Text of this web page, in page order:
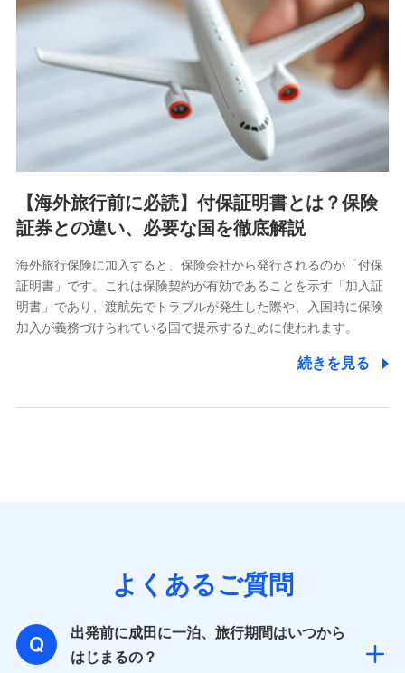
【海外旅行前に必読】付保証明書とは？保険
証券との違い、必要な国を徹底解説
海外旅行保険に加入すると、保険会社から発行されるのが「付保
証明書」です。これは保険契約が有効であることを示す「加入証
明書」であり、渡航先でトラブルが発生した際や、入国時に保険
加入が義務づけられている国で提示するために使われます。
続きを見る
よくあるご質問
出発前に成田に一泊、旅行期間はいつから
はじまるの？